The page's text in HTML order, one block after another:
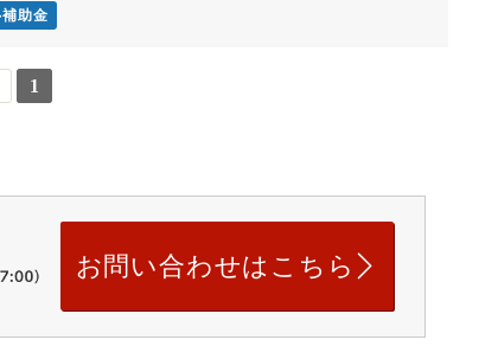
補助金
1
お問い合わせはこちら